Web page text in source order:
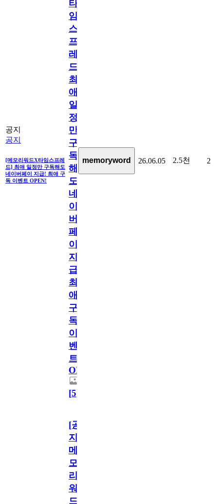
공지
공지
[메모리워드X타임스프레
드] 최애 일정만 구독해도
네이버페이 지급! 최애 구
독 이벤트 OPEN!
타
임
스
프
레
드]
최
애
일
정
만
구
독
해
도
네
이
버
페
이
지
급!
최
애
구
독
이
벤
트
OPEN!
[5]
memoryword 26.06.05 2.5천 2
[공
지]
메
모
리
워
드